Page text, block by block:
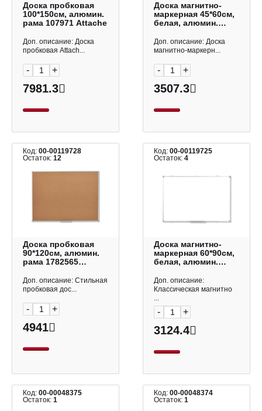
Доска пробковая
100*150см, алюмин.
рама 107971 Attache
Доп. описание: Доска
пробковая Attach...
- +
7981.3
Доска магнитно-
маркерная 45*60см,
белая, алюмин.
SDm_02030 Berlingo
Доп. описание: Доска
магнитно-маркерн...
- +
3507.3
Код: 00-00119728
Остаток: 12
Доска пробковая
90*120см, алюмин.
рама 1782565
Доп. описание: Стильная
пробковая дос...
- +
4941
Код:00-00119725
Остаток:4
Доска магнитно-
маркерная 60*90см,
белая, алюмин.
Klammer
Доп. описание:
Классическая магнитно
...
- +
3124.4
Код: 00-00048375
Остаток: 1
Код:00-00048374
Остаток:1